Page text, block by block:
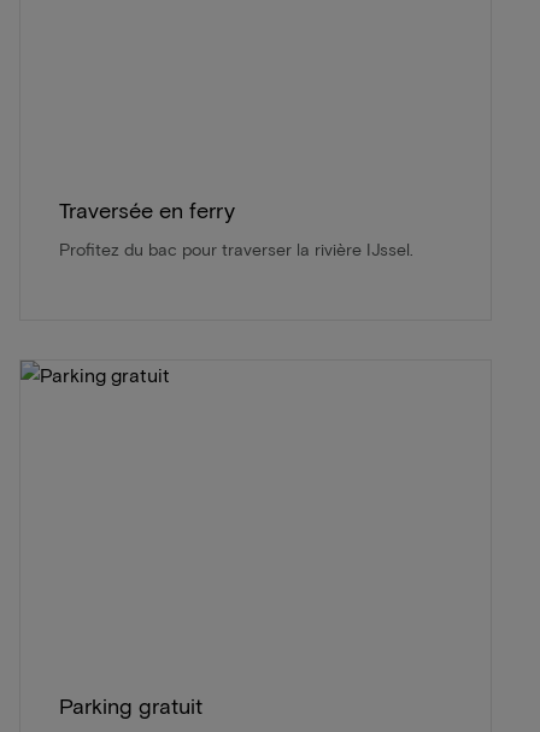
Traversée en ferry
Profitez du bac pour traverser la rivière IJssel.
Parking gratuit